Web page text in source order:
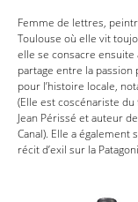
Femme de lettres,
Toulouse où elle vit
elle se consacre ensuite
partage entre la
pour l’histoire locale,
(Elle est coscénariste du
Jean Périssé et auteur
Canal). Elle a
récit d’exil sur la